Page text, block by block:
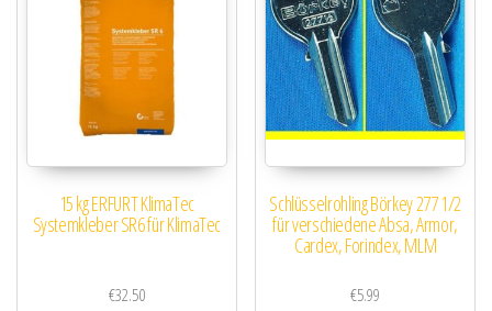
15 kg ERFURT KlimaTec
Systemkleber SR6 für KlimaTec
€32.50
Schlüsselrohling Börkey 277 1/2
für verschiedene Absa, Armor,
Cardex, Forindex, MLM
€5.99